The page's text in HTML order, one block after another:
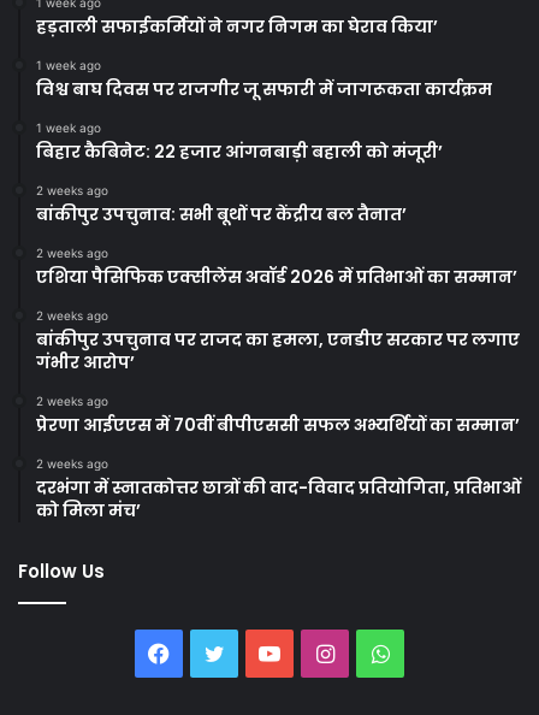
हड़ताली सफाईकर्मियों ने नगर निगम का घेराव किया’
1 week ago
विश्व बाघ दिवस पर राजगीर जू सफारी में जागरूकता कार्यक्रम
1 week ago
बिहार कैबिनेट: 22 हजार आंगनबाड़ी बहाली को मंजूरी’
2 weeks ago
बांकीपुर उपचुनाव: सभी बूथों पर केंद्रीय बल तैनात’
2 weeks ago
एशिया पैसिफिक एक्सीलेंस अवॉर्ड 2026 में प्रतिभाओं का सम्मान’
2 weeks ago
बांकीपुर उपचुनाव पर राजद का हमला, एनडीए सरकार पर लगाए
गंभीर आरोप’
2 weeks ago
प्रेरणा आईएएस में 70वीं बीपीएससी सफल अभ्यर्थियों का सम्मान’
2 weeks ago
दरभंगा में स्नातकोत्तर छात्रों की वाद-विवाद प्रतियोगिता, प्रतिभाओं
को मिला मंच’
Follow Us
Facebook
TwitterYouTubeInstagramWhatsApp